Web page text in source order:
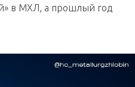
в МХЛ, а прошлый год